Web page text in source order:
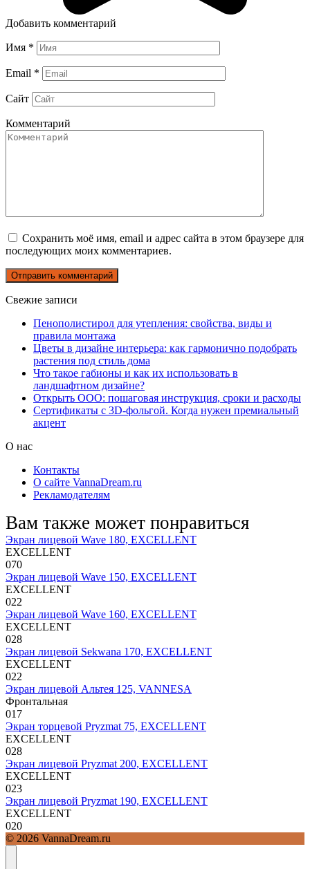
Добавить комментарий
Имя *
Email *
Сайт
Комментарий
Сохранить моё имя, email и адрес сайта в этом браузере для
последующих моих комментариев.
Свежие записи
Пенополистирол для утепления: свойства, виды и
правила монтажа
Цветы в дизайне интерьера: как гармонично подобрать
растения под стиль дома
Что такое габионы и как их использовать в
ландшафтном дизайне?
Открыть ООО: пошаговая инструкция, сроки и расходы
Сертификаты с 3D-фольгой. Когда нужен премиальный
акцент
О нас
Контакты
О сайте VannaDream.ru
Рекламодателям
Вам также может понравиться
Экран лицевой Wave 180, EXCELLENT
EXCELLENT
070
Экран лицевой Wave 150, EXCELLENT
EXCELLENT
022
Экран лицевой Wave 160, EXCELLENT
EXCELLENT
028
Экран лицевой Sekwana 170, EXCELLENT
EXCELLENT
022
Экран лицевой Альтея 125, VANNESA
Фронтальная
017
Экран торцевой Pryzmat 75, EXCELLENT
EXCELLENT
028
Экран лицевой Pryzmat 200, EXCELLENT
EXCELLENT
023
Экран лицевой Pryzmat 190, EXCELLENT
EXCELLENT
020
© 2026 VannaDream.ru